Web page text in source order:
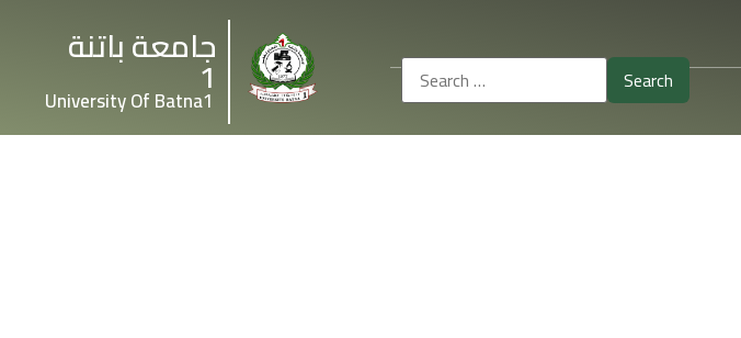
جامعة باتنة
1
University Of Batna1